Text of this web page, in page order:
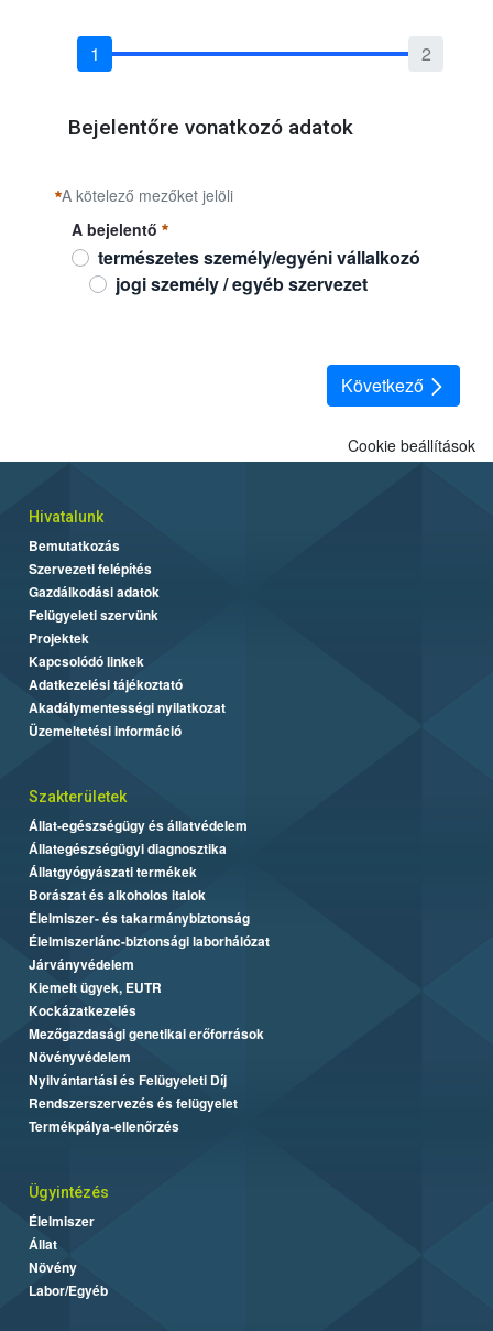
Bejelentőre vonatkozó adatok
A kötelező mezőket jelöli
A bejelentő
természetes személy/egyéni vállalkozó
jogi személy / egyéb szervezet
Következő
Cookie beállítások
Hivatalunk
Bemutatkozás
Szervezeti felépítés
Gazdálkodási adatok
Felügyeleti szervünk
Projektek
Kapcsolódó linkek
Adatkezelési tájékoztató
Akadálymentességi nyilatkozat
Üzemeltetési információ
Szakterületek
Állat-egészségügy és állatvédelem
Állategészségügyi diagnosztika
Állatgyógyászati termékek
Borászat és alkoholos italok
Élelmiszer- és takarmánybiztonság
Élelmiszerlánc-biztonsági laborhálózat
Járványvédelem
Kiemelt ügyek, EUTR
Kockázatkezelés
Mezőgazdasági genetikai erőforrások
Növényvédelem
Nyilvántartási és Felügyeleti Díj
Rendszerszervezés és felügyelet
Termékpálya-ellenőrzés
Ügyintézés
Élelmiszer
Állat
Növény
Labor/Egyéb